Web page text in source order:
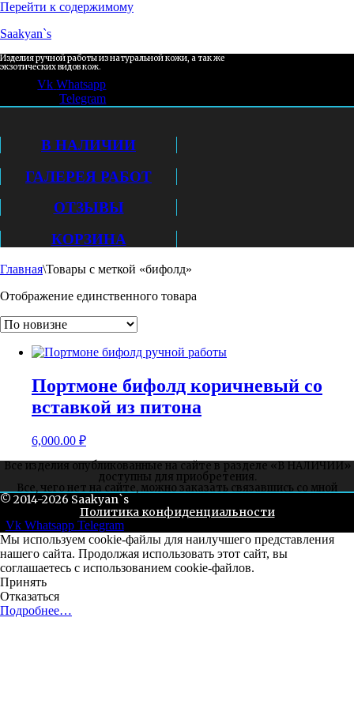
Перейти к содержимому
Saakyan`s
Изделия ручной работы из натуральной кожи, а так же
экзотических видов кож.
Vk Whatsapp
Telegram
В НАЛИЧИИ
ГАЛЕРЕЯ РАБОТ
ОТЗЫВЫ
КОРЗИНА
Главная\Товары с меткой «бифолд»
Отображение единственного товара
Портмоне бифолд коричневый со
вставкой из питона
6,000.00 ₽
Все изделия опубликованные на сайте в разделе «В НАЛИЧИИ»
доступны для приобретения.
Все, чего нет на сайте, можно заказать связавшись со мной
через соцсети или whatsapp.
© 2014-2026 Saakyan`s
Политика конфиденциальности
Vk Whatsapp Telegram
Мы используем cookie-файлы для наилучшего представления
нашего сайта. Продолжая использовать этот сайт, вы
соглашаетесь с использованием cookie-файлов.
Принять
Отказаться
Подробнее…